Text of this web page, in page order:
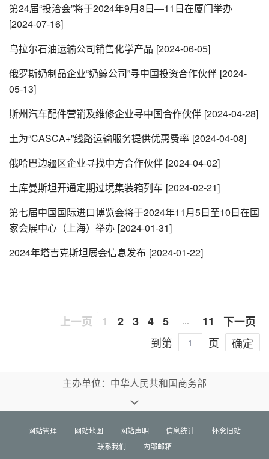
第24届“投洽会”将于2024年9月8日—11日在厦门举办
[2024-07-16]
乌拉尔石油运输公司销售化学产品 [2024-06-05]
俄罗斯奶制品企业“奶鲸公司”寻中国投资合作伙伴 [2024-
05-13]
斯州汽车配件营销及维修企业寻中国合作伙伴 [2024-04-28]
土为“CASCA+”线路运输服务提供优惠费率 [2024-04-08]
俄哈巴边疆区企业寻找中方合作伙伴 [2024-04-02]
土库曼斯坦开通定期过境集装箱列车 [2024-02-21]
第七届中国国际进口博览会将于2024年11月5日至10日在国
家会展中心（上海）举办 [2024-01-31]
2024年塔吉克斯坦展会信息发布 [2024-01-22]
上一页 1 2 3 4 5 … 11
下一页
到第
页 确定
主办单位：中华人民共和国商务部
网站管理 网站地图 网站声明 信息统计
怀念旧站
联系我们
内部邮箱